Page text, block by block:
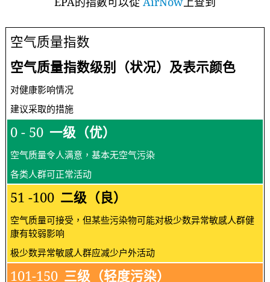
空气质量指数
空气质量指数级别（状况）及表示颜色
对健康影响情况
建议采取的措施
0 - 50 一级（优）
空气质量令人满意，基本无空气污染
各类人群可正常活动
51 -100 二级（良）
空气质量可接受，但某些污染物可能对极少数异常敏感人群健
康有较弱影响
极少数异常敏感人群应减少户外活动
101-150 三级（轻度污染）